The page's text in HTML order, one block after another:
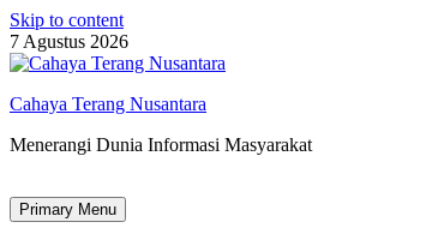
Skip to content
7 Agustus 2026
Cahaya Terang Nusantara
Menerangi Dunia Informasi Masyarakat
Primary Menu